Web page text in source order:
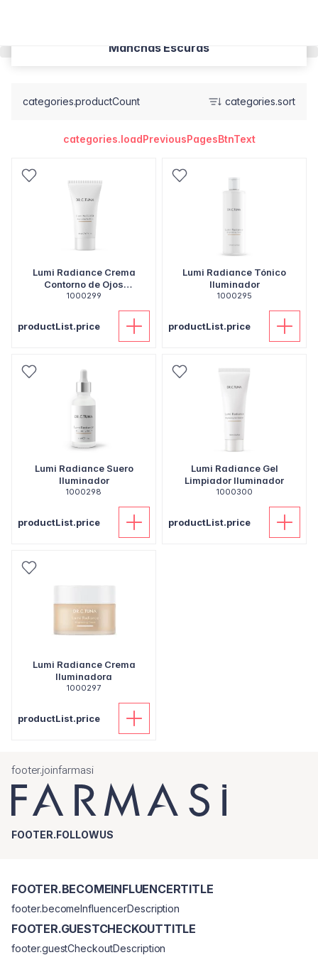
Manchas Escuras
categories.productCount categories.sort
categories.loadPreviousPagesBtnText
Lumi Radiance Crema
Contorno de Ojos
Iluminadora
1000299
productList.price
Lumi Radiance Tónico
Iluminador
1000295
productList.price
Lumi Radiance Suero
Iluminador
1000298
productList.price
Lumi Radiance Gel
Limpiador Iluminador
1000300
productList.price
Lumi Radiance Crema
Iluminadora
1000297
productList.price
footer.joinfarmasi
FOOTER.FOLLOWUS
FOOTER.BECOMEINFLUENCERTITLE
footer.becomeInfluencerDescription
FOOTER.GUESTCHECKOUTTITLE
footer.guestCheckoutDescription